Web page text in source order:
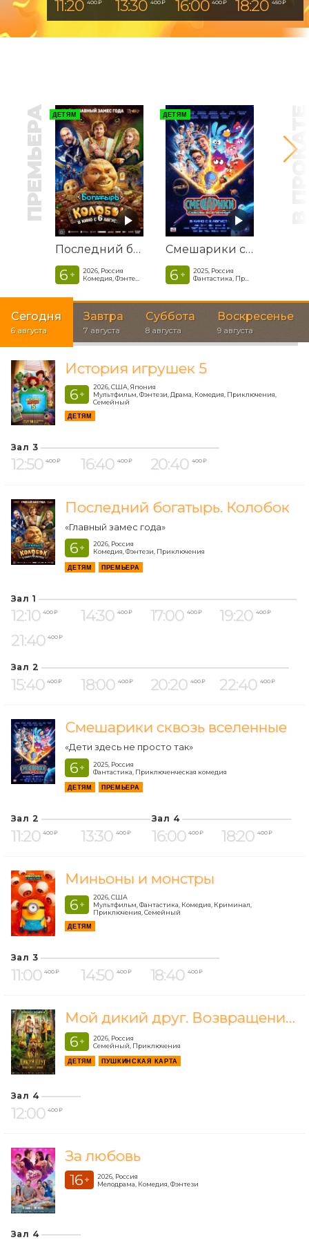
11:20 400 ₽ 13:30 400 ₽ 16:00 400 ₽ 18:20 450 ₽
ПРЕМЬЕРА ДЕТЯМ
Последний богатырь. Колобок
6 +
2026, Россия
ДЕТЯМ
Смешарики сквозь вселенные
6 +
2025, Россия
В
Сегодня
6 августа
Завтра
7 августа
Суббота
8 августа
Воскресенье
9 августа
История игрушек 5
6 +
2026, США, Япония
Мультфильм, Фэнтези, Драма, Комедия, Приключения,
Семейный
ДЕТЯМ
Зал 3
12:50 400 ₽ 16:40 400 ₽ 20:40 400 ₽
Последний богатырь. Колобок
«Главный замес года»
6 +
2026, Россия
Комедия, Фэнтези, Приключения
ДЕТЯМ ПРЕМЬЕРА
Зал 1
12:10 400 ₽ 14:30 400 ₽ 17:00 400 ₽ 19:20 400 ₽
21:40 400 ₽
Зал 2
15:40 400 ₽ 18:00 400 ₽ 20:20 400 ₽ 22:40 400 ₽
Смешарики сквозь вселенные
«Дети здесь не просто так»
6 +
2025, Россия
Фантастика, Приключенческая комедия
ДЕТЯМ ПРЕМЬЕРА
Зал 2
11:20 400 ₽ 13:30 400 ₽
Зал 4
16:00 400 ₽ 18:20 400 ₽
Миньоны и монстры
6 +
2026, США
Мультфильм, Фантастика, Комедия, Криминал,
Приключения, Семейный
ДЕТЯМ
Зал 3
11:00 400 ₽ 14:50 400 ₽ 18:40 400 ₽
Мой дикий друг. Возвращение домой
6 +
2026, Россия
Семейный, Приключения
ДЕТЯМ ПУШКИНСКАЯ КАРТА
Зал 4
12:00 400 ₽
За любовь
16 +
2026, Россия
Мелодрама, Комедия, Фэнтези
Зал 4